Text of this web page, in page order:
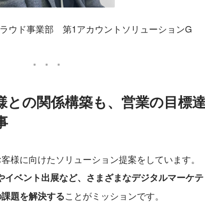
ウド事業部　第1アカウントソリューションG
の関係構築も、営業の目標
様に向けたソリューション提案をしています。
ベント出展など、さまざまなデジタルマーケ
題を解決することがミッションです。